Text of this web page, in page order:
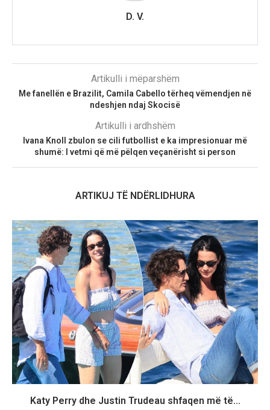
D. V.
Artikulli i mëparshëm
Me fanellën e Brazilit, Camila Cabello tërheq vëmendjen në
ndeshjen ndaj Skocisë
Artikulli i ardhshëm
Ivana Knoll zbulon se cili futbollist e ka impresionuar më
shumë: I vetmi që më pëlqen veçanërisht si person
ARTIKUJ TË NDËRLIDHURA
Katy Perry dhe Justin Trudeau shfaqen më të...